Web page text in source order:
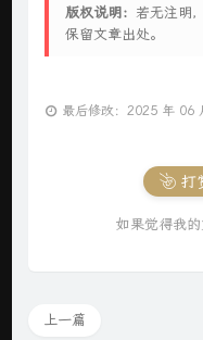
版权说明： 若无注明
保留文章出处。
最后修改：2025 年 06
打
如果觉得我
上一篇